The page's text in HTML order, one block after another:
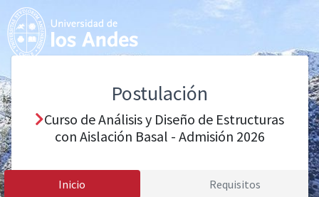
Postulación
Curso de Análisis y Diseño de Estructuras
con Aislación Basal - Admisión 2026
Inicio Requisitos